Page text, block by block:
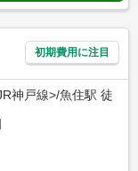
初期費用に注目
神戸線>/魚住駅 徒